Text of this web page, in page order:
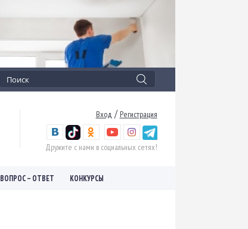
Вход / Регистрация
Дружите с нами в социальных сетях!
ВОПРОС – ОТВЕТ КОНКУРСЫ